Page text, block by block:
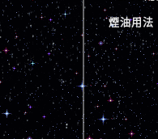
煙油用法